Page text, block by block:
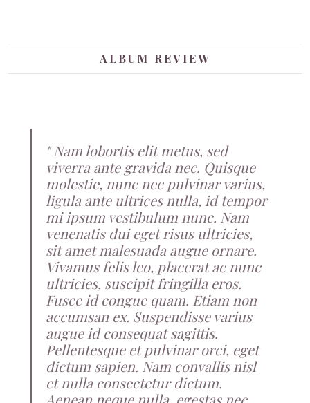
ALBUM REVIEW
Nam lobortis elit metus, sed
viverra ante gravida nec. Quisque
molestie, nunc nec pulvinar varius,
ligula ante ultrices nulla, id tempor
mi ipsum vestibulum nunc. Nam
venenatis dui eget risus ultricies,
sit amet malesuada augue ornare.
Vivamus felis leo, placerat ac nunc
ultricies, suscipit fringilla eros.
Fusce id congue quam. Etiam non
accumsan ex. Suspendisse varius
augue id consequat sagittis.
Pellentesque et pulvinar orci, eget
dictum sapien. Nam convallis nisl
et nulla consectetur dictum.